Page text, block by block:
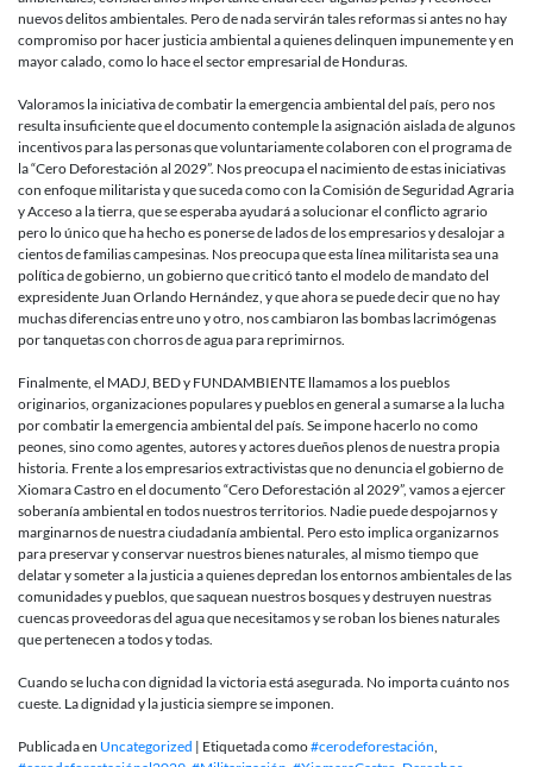
nuevos delitos ambientales. Pero de nada servirán tales reformas si antes no hay
compromiso por hacer justicia ambiental a quienes delinquen impunemente y en
mayor calado, como lo hace el sector empresarial de Honduras.
Valoramos la iniciativa de combatir la emergencia ambiental del país, pero nos
resulta insuficiente que el documento contemple la asignación aislada de algunos
incentivos para las personas que voluntariamente colaboren con el programa de
la “Cero Deforestación al 2029”. Nos preocupa el nacimiento de estas iniciativas
con enfoque militarista y que suceda como con la Comisión de Seguridad Agraria
y Acceso a la tierra, que se esperaba ayudará a solucionar el conflicto agrario
pero lo único que ha hecho es ponerse de lados de los empresarios y desalojar a
cientos de familias campesinas. Nos preocupa que esta línea militarista sea una
política de gobierno, un gobierno que criticó tanto el modelo de mandato del
expresidente Juan Orlando Hernández, y que ahora se puede decir que no hay
muchas diferencias entre uno y otro, nos cambiaron las bombas lacrimógenas
por tanquetas con chorros de agua para reprimirnos.
Finalmente, el MADJ, BED y FUNDAMBIENTE llamamos a los pueblos
originarios, organizaciones populares y pueblos en general a sumarse a la lucha
por combatir la emergencia ambiental del país. Se impone hacerlo no como
peones, sino como agentes, autores y actores dueños plenos de nuestra propia
historia. Frente a los empresarios extractivistas que no denuncia el gobierno de
Xiomara Castro en el documento “Cero Deforestación al 2029”, vamos a ejercer
soberanía ambiental en todos nuestros territorios. Nadie puede despojarnos y
marginarnos de nuestra ciudadanía ambiental. Pero esto implica organizarnos
para preservar y conservar nuestros bienes naturales, al mismo tiempo que
delatar y someter a la justicia a quienes depredan los entornos ambientales de las
comunidades y pueblos, que saquean nuestros bosques y destruyen nuestras
cuencas proveedoras del agua que necesitamos y se roban los bienes naturales
que pertenecen a todos y todas.
Cuando se lucha con dignidad la victoria está asegurada. No importa cuánto nos
cueste. La dignidad y la justicia siempre se imponen.
Publicada en Uncategorized | Etiquetada como#cerodeforestación,